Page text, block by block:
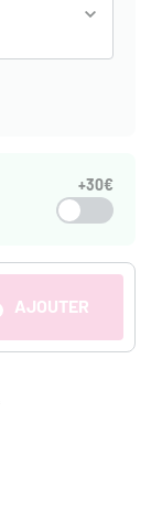
+30€
AJOUTER AU